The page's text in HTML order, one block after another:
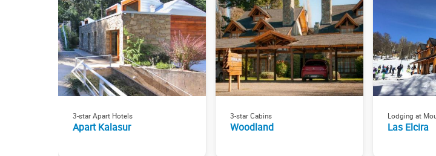
3-star Apart Hotels
Apart Kalasur
3-star Cabins
Woodland
Lodging at
Las Elcira